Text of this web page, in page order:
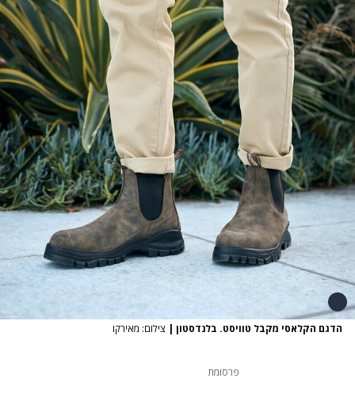
הדגם הקלאסי מקבל טוויסט. בלנדסטון | צילום: מאירקו
פרסומת